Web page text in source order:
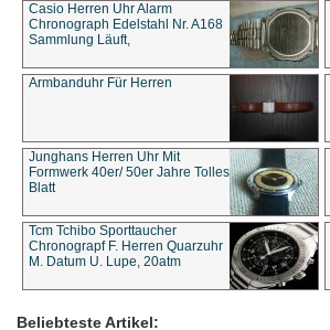
Casio Herren Uhr Alarm
Chronograph Edelstahl Nr. A168
Sammlung Läuft,
Armbanduhr Für Herren
Junghans Herren Uhr Mit
Formwerk 40er/ 50er Jahre Tolles
Blatt
Tcm Tchibo Sporttaucher
Chronograpf F. Herren Quarzuhr
M. Datum U. Lupe, 20atm
Beliebteste Artikel: